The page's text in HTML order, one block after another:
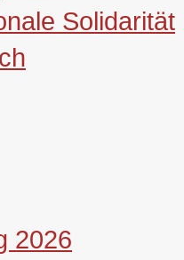
Solidarität
2026